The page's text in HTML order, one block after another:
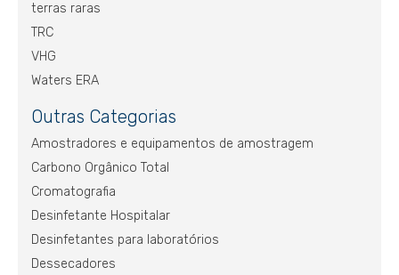
terras raras
TRC
VHG
Waters ERA
Outras Categorias
Amostradores e equipamentos de amostragem
Carbono Orgânico Total
Cromatografia
Desinfetante Hospitalar
Desinfetantes para laboratórios
Dessecadores